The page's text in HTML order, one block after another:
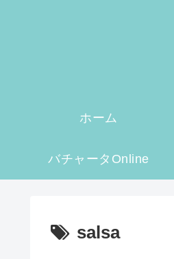
ホーム
バチャータOnline
salsa